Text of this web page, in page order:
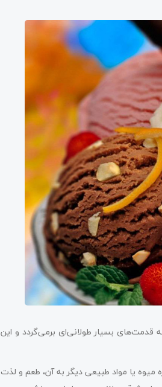
قدمت‌های بسیار طولانی‌ای برمی‌گردد و این
یا مواد طبیعی دیگر به آن، طعم و لذت